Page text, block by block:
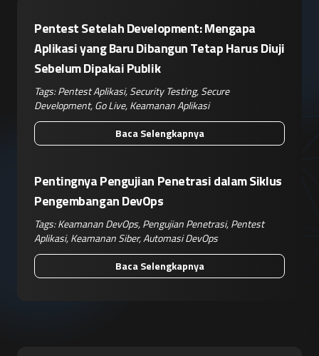
Pentest Setelah Development: Mengapa
Aplikasi yang Baru Dibangun Tetap Harus Diuji
Sebelum Dipakai Publik
Tags:Pentest Aplikasi,Security Testing,Secure
Development,Go Live,Keamanan Aplikasi
Baca Selengkapnya
Pentingnya Pengujian Penetrasi dalam Siklus
Pengembangan DevOps
Tags:Keamanan DevOps,Pengujian Penetrasi,Pentest
Aplikasi,Keamanan Siber,Automasi DevOps
Baca Selengkapnya